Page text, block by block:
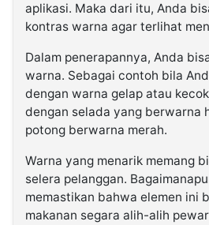
aplikasi. Maka dari itu, Anda
kontras warna agar terlihat
Dalam penerapannya, Anda
warna. Sebagai contoh bila
dengan warna gelap atau
dengan selada yang berwarna
potong berwarna merah.
Warna yang menarik memang
selera pelanggan.
memastikan bahwa elemen ini
makanan segara alih-alih